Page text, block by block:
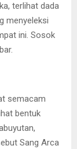
terlihat dada
menyeleksi
ini. Sosok
semacam
bentuk
Sang Arca